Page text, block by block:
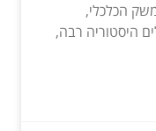
הכלכלי,
היסטוריה רבה,